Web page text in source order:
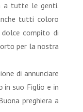
a tutte le genti.
tutti coloro
compito di
per la nostra
di annunciare
in suo Figlio e in
preghiera a